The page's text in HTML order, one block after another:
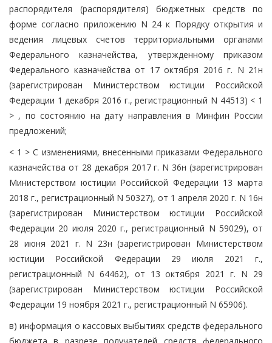
распорядителя (распорядителя) бюджетных средств по
форме согласно приложению N 24 к Порядку открытия и
ведения лицевых счетов территориальными органами
Федерального казначейства, утвержденному приказом
Федерального казначейства от 17 октября 2016 г. N 21н
(зарегистрирован Министерством юстиции Российской
Федерации 1 декабря 2016 г., регистрационный N 44513) < 1
> , по состоянию на дату направления в Минфин России
предложений;
< 1 > С изменениями, внесенными приказами Федерального
казначейства от 28 декабря 2017 г. N 36н (зарегистрирован
Министерством юстиции Российской Федерации 13 марта
2018 г., регистрационный N 50327), от 1 апреля 2020 г. N 16н
(зарегистрирован Министерством юстиции Российской
Федерации 20 июля 2020 г., регистрационный N 59029), от
28 июня 2021 г. N 23н (зарегистрирован Министерством
юстиции Российской Федерации 29 июля 2021 г.,
регистрационный N 64462), от 13 октября 2021 г. N 29
(зарегистрирован Министерством юстиции Российской
Федерации 19 ноября 2021 г., регистрационный N 65906).
в) информация о кассовых выбытиях средств федерального